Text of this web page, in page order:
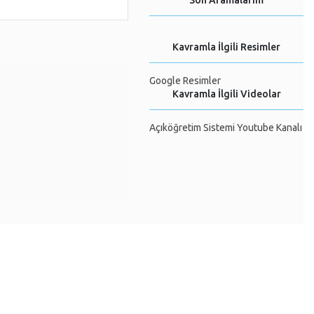
Kavramla İlgili Resimler
Google Resimler
Kavramla İlgili Videolar
Açıköğretim Sistemi Youtube Kanalı